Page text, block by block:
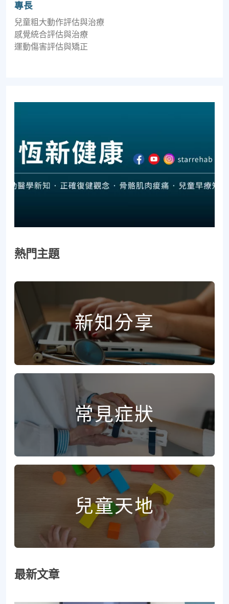
專長
兒童粗大動作評估與治療
感覺統合評估與治療
運動傷害評估與矯正
熱門主題
新知分享
常見症狀
兒童天地
最新文章